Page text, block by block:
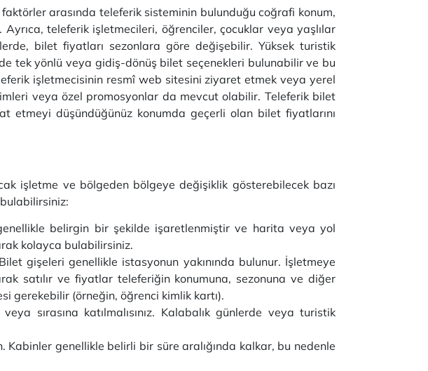
arasında teleferik sisteminin bulunduğu coğrafi konum,
teleferik işletmecileri, öğrenciler, çocuklar veya yaşlılar
bilet fiyatları sezonlara göre değişebilir. Yüksek turistik
tek yönlü veya gidiş-dönüş bilet seçenekleri bulunabilir ve bu
işletmecisinin resmî web sitesini ziyaret etmek veya yerel
veya özel promosyonlar da mevcut olabilir. Teleferik bilet
etmeyi düşündüğünüz konumda geçerli olan bilet fiyatlarını
işletme ve bölgeden bölgeye değişiklik gösterebilecek bazı
belirgin bir şekilde işaretlenmiştir ve harita veya yol
kolayca bulabilirsiniz.
gişeleri genellikle istasyonun yakınında bulunur. İşletmeye
satılır ve fiyatlar teleferiğin konumuna, sezonuna ve diğer
gerekebilir (örneğin, öğrenci kimlik kartı).
sırasına katılmalısınız. Kalabalık günlerde veya turistik
Kabinler genellikle belirli bir süre aralığında kalkar, bu nedenle